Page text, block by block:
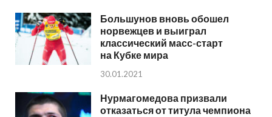
Большунов вновь обошел
норвежцев и выиграл
классический масс-старт
на Кубке мира
30.01.2021
Нурмагомедова призвали
отказаться от титула чемпиона